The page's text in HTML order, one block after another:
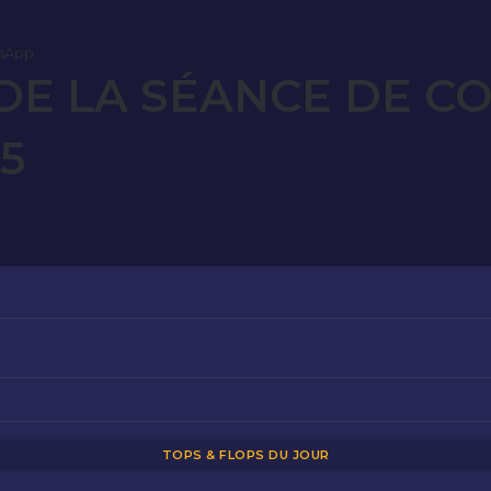
LA SÉANCE DE
TOPS & FLOPS DU JOUR